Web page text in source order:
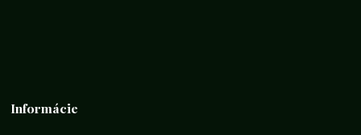
Informácie